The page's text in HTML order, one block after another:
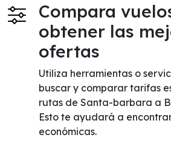
Compara
obtener las
ofertas
Utiliza herramientas o
buscar y comparar tarifas
rutas de Santa-barbara a
Esto te ayudará a
económicas.